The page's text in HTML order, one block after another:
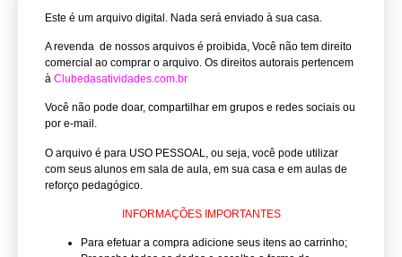
Este é um arquivo digital. Nada será enviado à sua casa.
A revenda de nossos arquivos é proibida, Você não tem direito
comercial ao comprar o arquivo. Os direitos autorais pertencem
à Clubedasatividades.com.br
Você não pode doar, compartilhar em grupos e redes sociais ou
por e-mail.
O arquivo é para USO PESSOAL, ou seja, você pode utilizar
com seus alunos em sala de aula, em sua casa e em aulas de
reforço pedagógico.
INFORMAÇÕES IMPORTANTES
Para efetuar a compra adicione seus itens ao carrinho;